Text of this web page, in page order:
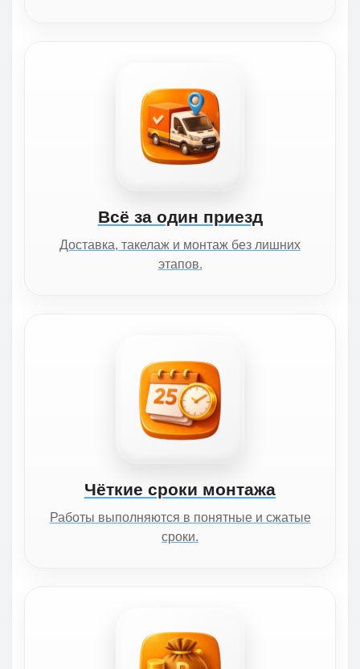
Всё за один приезд
Доставка, такелаж и монтаж без лишних
этапов.
Чёткие сроки монтажа
Работы выполняются в понятные и сжатые
сроки.